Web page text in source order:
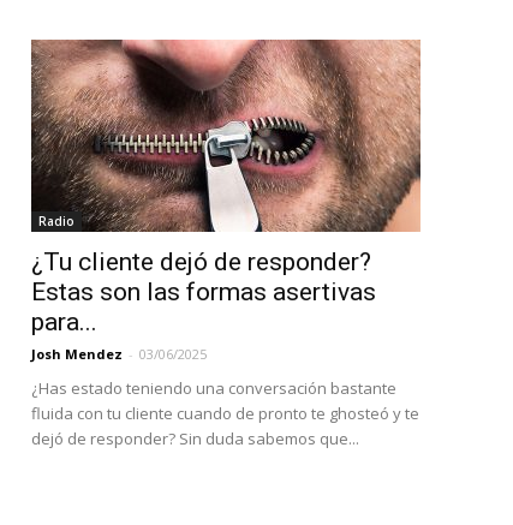
Radio
¿Tu cliente dejó de responder?
Estas son las formas asertivas
para...
Josh Mendez - 03/06/2025
¿Has estado teniendo una conversación bastante
fluida con tu cliente cuando de pronto te ghosteó y te
dejó de responder? Sin duda sabemos que...